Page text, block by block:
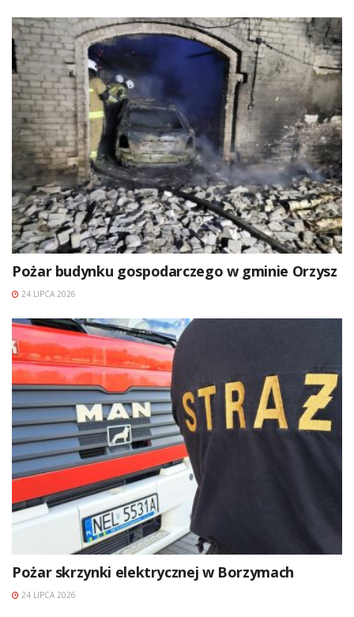
Pożar budynku gospodarczego w gminie Orzysz
24 LIPCA 2026
Pożar skrzynki elektrycznej w Borzymach
24 LIPCA 2026